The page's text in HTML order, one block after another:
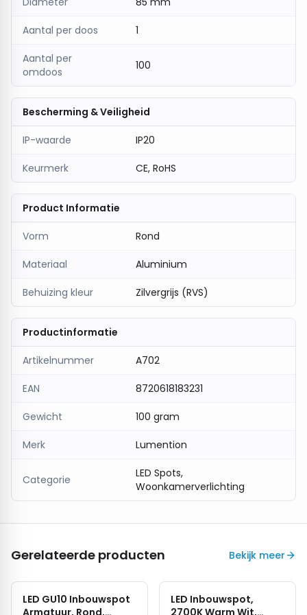
Bestel nuen geef je interieur een
uitstraling
Aantal per doos 1
Aantal per
omdoos
100
Bescherming & Veiligheid
IP-waarde IP20
Keurmerk CE, RoHS
Product Informatie
Vorm Rond
Materiaal Aluminium
Behuizing kleur Zilvergrijs (RVS)
Productinformatie
Artikelnummer A702
EAN 8720618183231
Gewicht 100 gram
Merk Lumention
Categorie
LED Spots,
Woonkamerverlichting
Gerelateerde producten Bekijk meer
LED GU10 Inbouwspot
Armatuur, Rond,
LED Inbouwspot,
2700K Warm Wit,